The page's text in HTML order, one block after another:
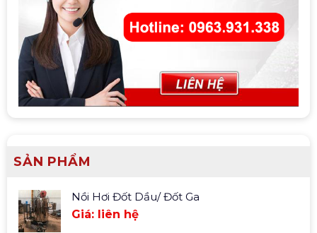
SẢN PHẨM
Nồi Hơi Đốt Dầu/ Đốt Ga
Giá: liên hệ